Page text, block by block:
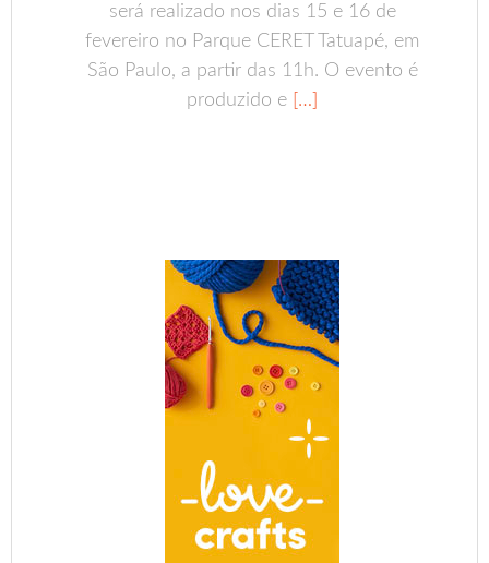
será realizado nos dias 15 e 16 de
fevereiro no Parque CERET Tatuapé, em
São Paulo, a partir das 11h. O evento é
produzido e […]